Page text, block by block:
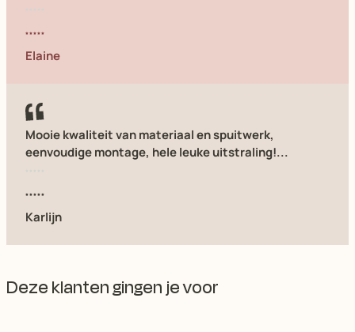
Elaine
Mooie kwaliteit van materiaal en spuitwerk,
eenvoudige montage, hele leuke uitstraling!...
Karlijn
Deze klanten gingen je voor